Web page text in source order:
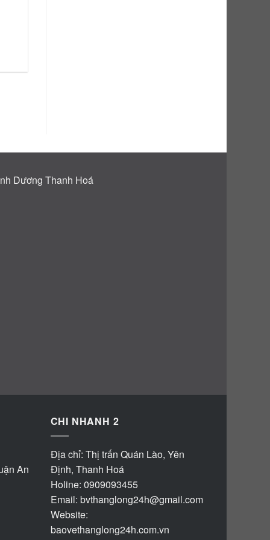
An
CHI NHANH 2
Địa chỉ: Thị trấn Quán Lào, Yên
Định, Thanh Hoá
Holine: 0909093455
Email: bvthanglong24h@gmail.com
Website:
baovethanglong24h.com.vn